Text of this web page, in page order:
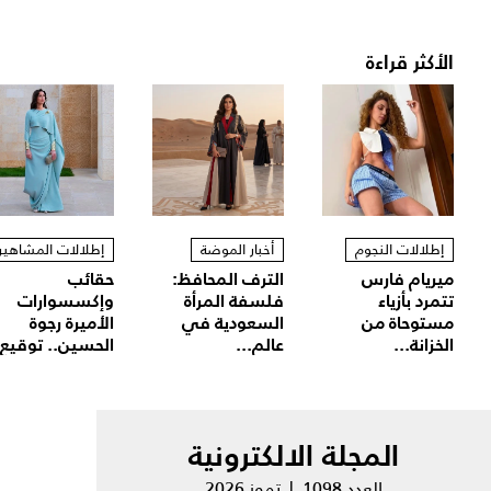
الأكثر قراءة
إطلالات النجوم
ميريام فارس
تتمرد بأزياء
مستوحاة من
الخزانة...
أخبار الموضة
الترف المحافظ:
فلسفة المرأة
السعودية في
عالم...
إطلالات
حقائب
وإكسسوارات
الأميرة رجوة
الحسين..
المجلة الالكترونية